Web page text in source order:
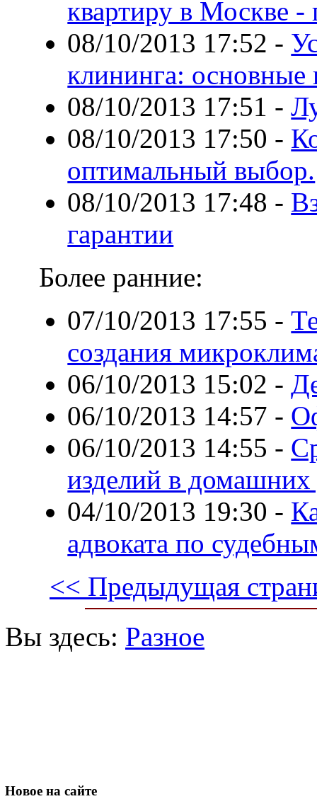
квартиру в Москве -
08/10/2013 17:52 -
клининга: основные
08/10/2013 17:51 -
08/10/2013 17:50 -
оптимальный выбор.
08/10/2013 17:48 -
гарантии
Более ранние:
07/10/2013 17:55 -
создания
06/10/2013 15:02 -
06/10/2013 14:57 -
06/10/2013 14:55 -
изделий в домашних
04/10/2013 19:30 -
адвоката по
<< Предыдущая
Вы здесь: Разное
Новое на сайте